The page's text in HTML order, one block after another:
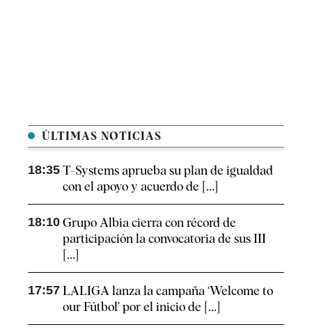
ÚLTIMAS NOTICIAS
18:35 T-Systems aprueba su plan de igualdad
con el apoyo y acuerdo de [...]
18:10 Grupo Albia cierra con récord de
participación la convocatoria de sus III
[...]
17:57 LALIGA lanza la campaña ‘Welcome to
our Fútbol’ por el inicio de [...]